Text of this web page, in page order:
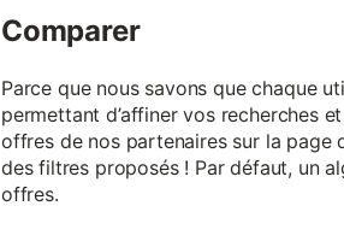
Comparer
Parce que nous savons que chaque
permettant d’affiner vos recherches
offres de nos partenaires sur la page
des filtres proposés ! Par défaut, un
offres.